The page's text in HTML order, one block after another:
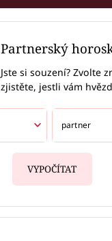
Partnerský
Jste si souzení? Zvolte
zjistěte, jestli vám
VYPOČÍTAT